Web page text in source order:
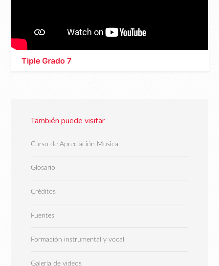
Tiple Grado 7
También puede visitar
Curso de Apreciación Musical
Glosario
Créditos
Fuentes
Formación instrumental y vocal
Galería de videos